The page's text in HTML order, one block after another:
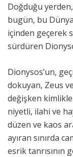
Doğduğu
bugün, bu
içinden geçerek
sürdüren
Dionysos’un,
dokuyan, Zeus
değişken
niyetli, ilahi ve
düzen ve kaos
ayıran sınırda
esrik tanrısının